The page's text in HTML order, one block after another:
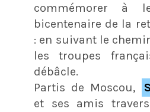
commémorer à
bicentenaire de la
: en suivant le
les troupes
débâcle.
Partis de Moscou,
et ses amis